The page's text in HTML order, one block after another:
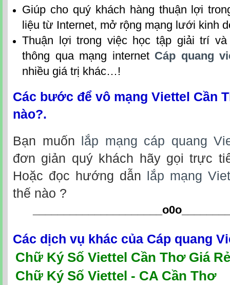
Giúp cho quý khách hàng thuận lợi
liệu từ Internet, mở rộng mạng lưới kinh
Thuận lợi trong việc học tập giải trí
thông qua mạng internet Cáp quang
nhiều giá trị khác…!
Các bước để vô mạng Viettel Cần
nào?.
Bạn muốn
lắp mạng cáp quang
đơn giản quý khách hãy gọi trực
Hoặc đọc hướng dẫn
lắp mạng
thế nào ?
_____________________o0o
Các dịch vụ khác của Cáp quang
Chữ Ký Số Viettel Cần Thơ Giá Rẻ
Chữ Ký Số Viettel - CA Cần Thơ